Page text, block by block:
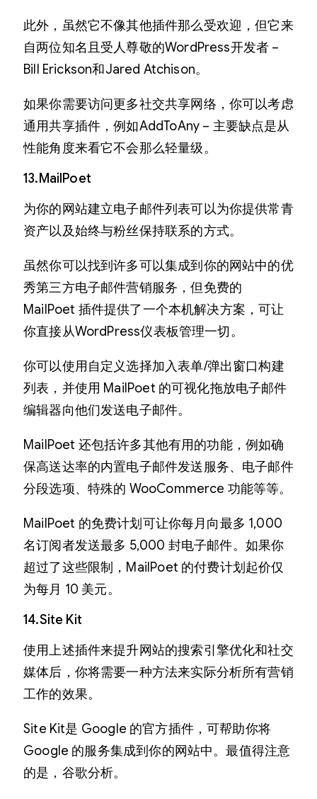
此外，虽然它不像其他插件那么受欢迎，但它来
自两位知名且受人尊敬的WordPress开发者 –
Bill Erickson和Jared Atchison。
如果你需要访问更多社交共享网络，你可以考虑
通用共享插件，例如AddToAny – 主要缺点是从
性能角度来看它不会那么轻量级。
13.MailPoet
为你的网站建立电子邮件列表可以为你提供常青
资产以及始终与粉丝保持联系的方式。
虽然你可以找到许多可以集成到你的网站中的优
秀第三方电子邮件营销服务，但免费的
MailPoet 插件提供了一个本机解决方案，可让
你直接从WordPress仪表板管理一切。
你可以使用自定义选择加入表单/弹出窗口构建
列表，并使用 MailPoet 的可视化拖放电子邮件
编辑器向他们发送电子邮件。
MailPoet 还包括许多其他有用的功能，例如确
保高送达率的内置电子邮件发送服务、电子邮件
分段选项、特殊的 WooCommerce 功能等等。
MailPoet 的免费计划可让你每月向最多 1,000
名订阅者发送最多 5,000 封电子邮件。如果你
超过了这些限制，MailPoet 的付费计划起价仅
为每月 10 美元。
14.Site Kit
使用上述插件来提升网站的搜索引擎优化和社交
媒体后，你将需要一种方法来实际分析所有营销
工作的效果。
Site Kit是 Google 的官方插件，可帮助你将
Google 的服务集成到你的网站中。最值得注意
的是，谷歌分析。